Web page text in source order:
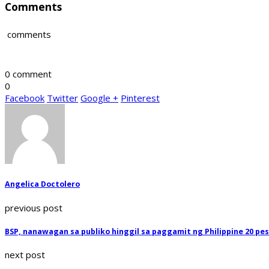
Comments
comments
0 comment
0
Facebook Twitter Google + Pinterest
Angelica Doctolero
previous post
BSP, nanawagan sa publiko hinggil sa paggamit ng Philippine 20
next post